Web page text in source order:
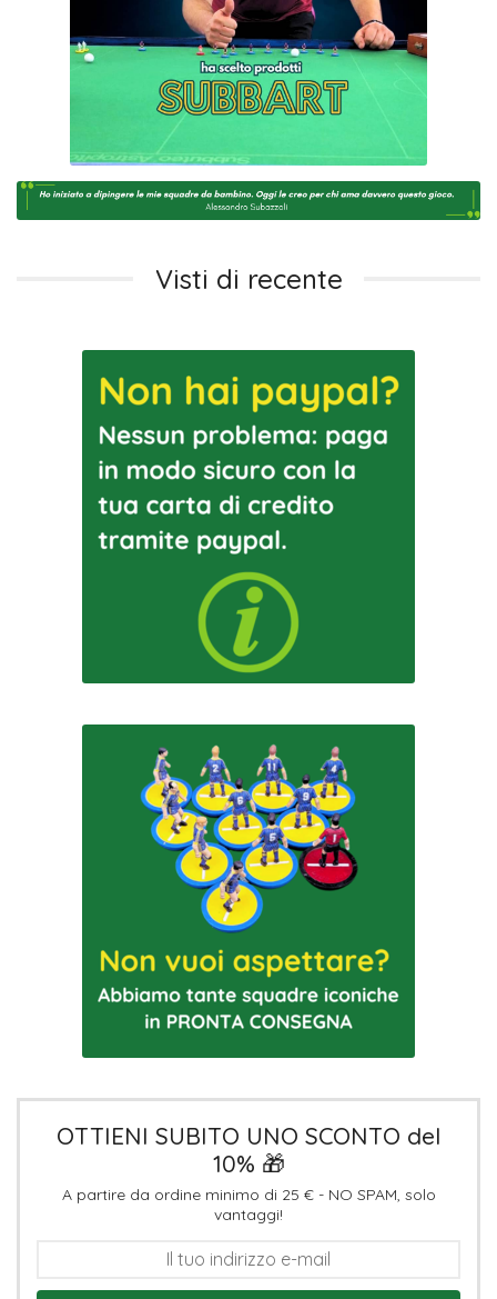
Visti di recente
OTTIENI SUBITO UNO SCONTO del
10% 🎁
A partire da ordine minimo di 25 € - NO SPAM, solo
vantaggi!